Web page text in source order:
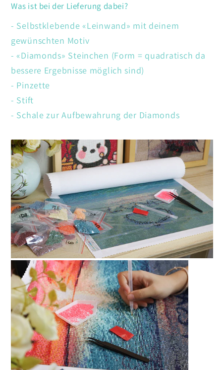
Was ist bei der Lieferung dabei?
- Selbstklebende «Leinwand» mit deinem
gewünschten Motiv
- «Diamonds» Steinchen (Form = quadratisch da
bessere Ergebnisse möglich sind)
- Pinzette
- Stift
- Schale zur Aufbewahrung der Diamonds